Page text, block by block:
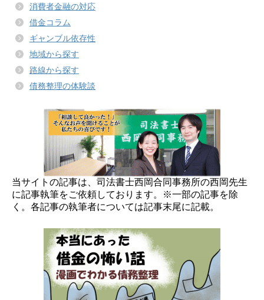
消費者金融の対応
借金コラム
ギャンブル依存性
地域から探す
路線から探す
債務整理の体験談
当サイトの記事は、司法書士西岡合同事務所の西岡先生
に記事執筆をご依頼しております。※一部の記事を除
く。各記事の執筆者については記事末尾に記載。